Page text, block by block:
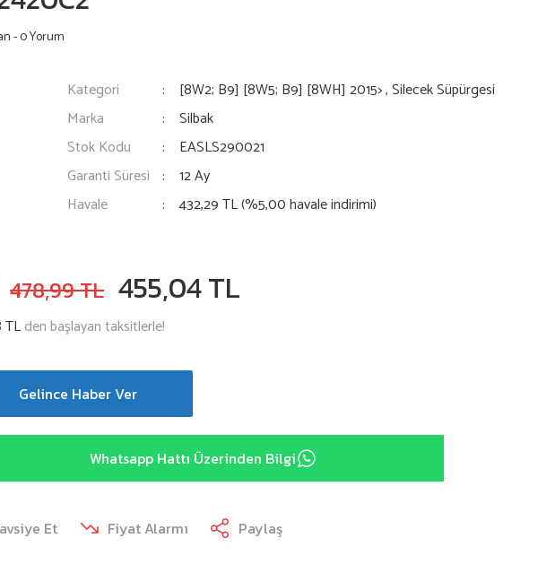
- 0 Yorum
Kategori [8W2; B9] [8W5; B9] [8WH] 2015>,Silecek Süpürgesi
Marka
Silbak
Stok Kodu
EASLS290021
Garanti Süresi
12 Ay
Havale
432,29 TL (%5,00 havale indirimi)
478,99 TL 455,04 TL
TLden başlayan taksitlerle!
Gelince Haber Ver
Whatsapp Hattı Üzerinden Bilgi
Et Fiyat Alarmı Paylaş